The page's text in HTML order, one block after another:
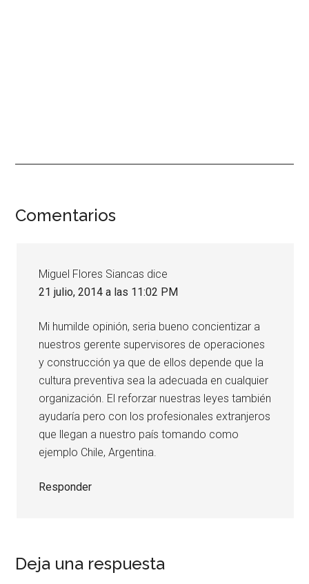
Interacciones
los
lectores
Comentarios
Miguel Flores Siancas dice
21 julio, 2014 a las 11:02 PM
Mi humilde opinión, seria bueno concientizar a
nuestros gerente supervisores de operaciones
y construcción ya que de ellos depende que la
cultura preventiva sea la adecuada en cualquier
organización. El reforzar nuestras leyes también
ayudaría pero con los profesionales extranjeros
que llegan a nuestro país tomando como
ejemplo Chile, Argentina.
Responder
Deja una respuesta